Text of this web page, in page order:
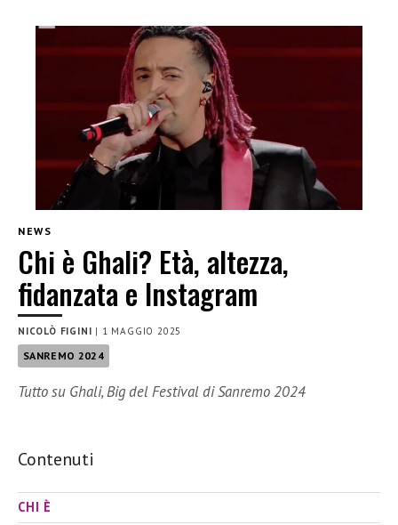
NEWS
Chi è Ghali? Età, altezza,
fidanzata e Instagram
NICOLÒ FIGINI | 1 MAGGIO 2025
SANREMO 2024
Tutto su Ghali, Big del Festival di Sanremo 2024
Contenuti
CHI È